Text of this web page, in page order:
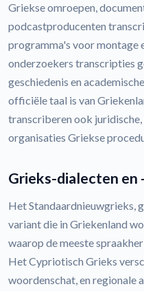
Griekse omroepen,
podcastproducenten
programma's voor montage
onderzoekers transcripties
geschiedenis en
officiële taal is van
transcriberen ook
organisaties Griekse
Grieks-dialecten en
Het Standaardnieuwgrieks,
variant die in Griekenland
waarop de meeste
Het Cypriotisch Grieks
woordenschat, en regionale